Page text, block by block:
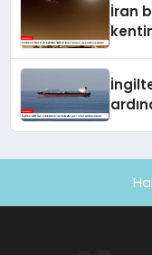
İran